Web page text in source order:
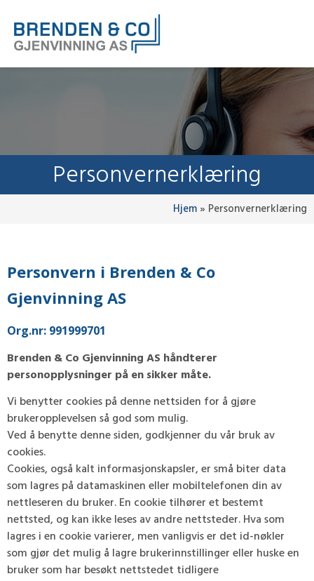
Personvernerklæring
Hjem» Personvernerklæring
Personvern i Brenden & Co
Gjenvinning AS
Org.nr: 991999701
Brenden & Co Gjenvinning AS håndterer
personopplysninger på en sikker måte.
Vi benytter cookies på denne nettsiden for å gjøre
brukeropplevelsen så god som mulig.
Ved å benytte denne siden, godkjenner du vår bruk av
cookies.
Cookies, også kalt informasjonskapsler, er små biter data
som lagres på datamaskinen eller mobiltelefonen din av
nettleseren du bruker. En cookie tilhører et bestemt
nettsted, og kan ikke leses av andre nettsteder. Hva som
lagres i en cookie varierer, men vanligvis er det id-nøkler
som gjør det mulig å lagre brukerinnstillinger eller huske en
bruker som har besøkt nettstedet tidligere